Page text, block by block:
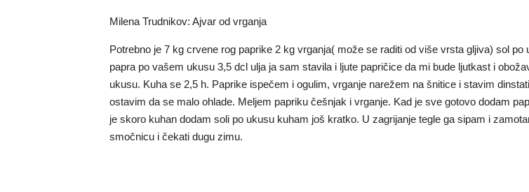
Milena Trudnikov: Ajvar od vrganja
Potrebno je 7 kg crvene rog paprike 2 kg vrganja( može se raditi od više vrsta gljiva) sol
papra po vašem ukusu 3,5 dcl ulja ja sam stavila i ljute papričice da mi bude ljutkast i
ukusu. Kuha se 2,5 h. Paprike ispečem i ogulim, vrganje narežem na šnitice i stavim
ostavim da se malo ohlade. Meljem papriku češnjak i vrganje. Kad je sve gotovo dodam
je skoro kuhan dodam soli po ukusu kuham još kratko. U zagrijanje tegle ga sipam i
smočnicu i čekati dugu zimu.